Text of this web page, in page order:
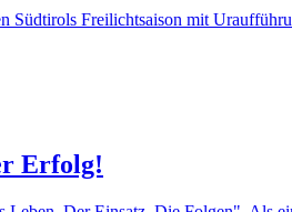
Südtirols Freilichtsaison mit
Erfolg!